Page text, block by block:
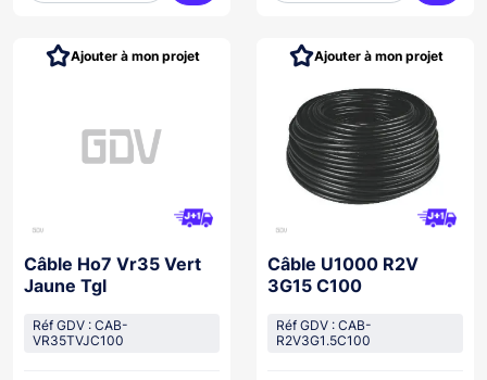
Ajouter au panier
Câble Ho7 Vr35 Vert
Jaune Tgl
Réf GDV : CAB-
VR35TVJC100
Ajouter à mon projet
Câble U1000 R2V
3G15 C100
Réf GDV : CAB-
R2V3G1.5C100
Ajouter à mon projet